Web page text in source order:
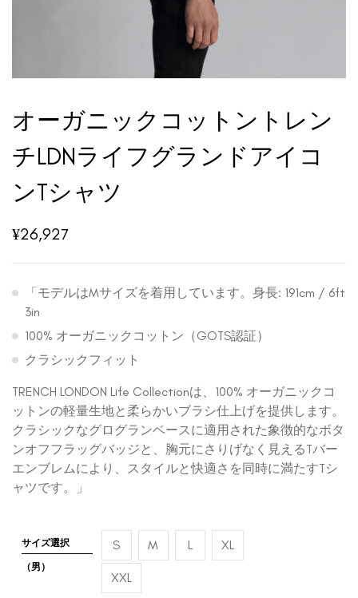
オーガニックコットントレン
チLDNライフグランドアイコ
ンTシャツ
¥26,927
「モデルはMサイズを着用しています。身長: 191cm / 6ft
3in
100% オーガニックコットン（GOTS認証）
クラシックフィット
TRENCH LONDON Life Collectionは、100% オーガニックコ
ットンの軽量生地と柔らかいブラシ仕上げを提供します。
クラシックなグログランベースに適用された象徴的なボタ
ンオフフラッグバッジと、胸元にさりげなく見えるTバー
エンブレムにより、スタイルと快適さを同時に満たすTシ
ャツです。」
サイズ選択
（男）
S M L XL
XXL